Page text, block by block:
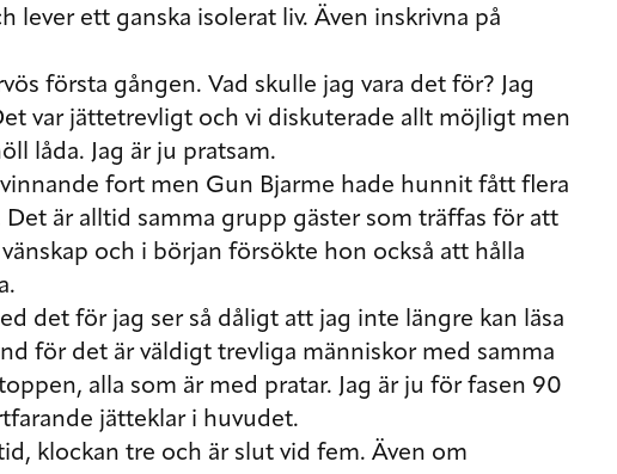
lever ett ganska isolerat liv. Även inskrivna på
första gången. Vad skulle jag vara det för? Jag
var jättetrevligt och vi diskuterade allt möjligt men
låda. Jag är ju pratsam.
fort men Gun Bjarme hade hunnit fått flera
Det är alltid samma grupp gäster som träffas för att
och i början försökte hon också att hålla
det för jag ser så dåligt att jag inte längre kan läsa
för det är väldigt trevliga människor med samma
alla som är med pratar. Jag är ju för fasen 90
jätteklar i huvudet.
klockan tre och är slut vid fem. Även om